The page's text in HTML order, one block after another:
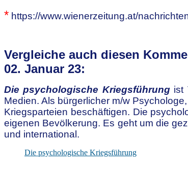
* https://www.wienerzeitung.at/
Vergleiche auch diesen
02. Januar 23:
Die psychologische Kriegsführungist
Medien. Als bürgerlicher m/w
Kriegsparteien beschäftigen. Die
eigenen Bevölkerung. Es geht um die
und international.
Die psychologische Kriegsführung